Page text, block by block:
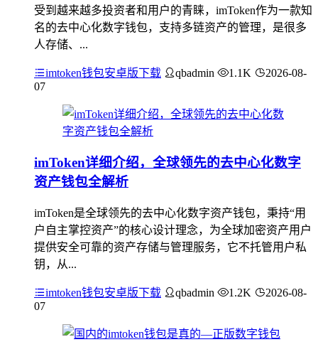
受到越来越多投资者和用户的青睐，imToken作为一款知
名的去中心化数字钱包，支持多链资产的管理，是很多
人存储、...
imtoken钱包安卓版下载 qbadmin 1.1K
2026-08-
07
imToken详细介绍，全球领先的去中心化数字
资产钱包全解析
imToken是全球领先的去中心化数字资产钱包，秉持“用
户自主掌控资产”的核心设计理念，为全球加密资产用户
提供安全可靠的资产存储与管理服务，它不托管用户私
钥，从...
imtoken钱包安卓版下载 qbadmin 1.2K
2026-08-
07